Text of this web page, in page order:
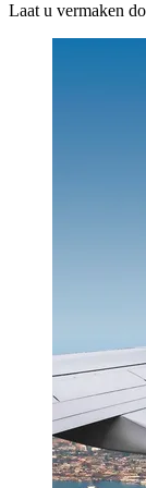
Laat u vermaken